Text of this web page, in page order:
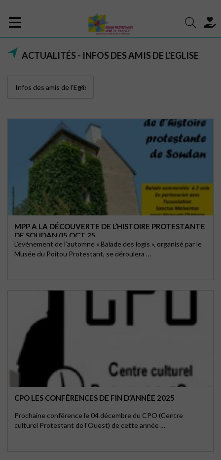
ACTUALITÉS - INFOS DES AMIS DE L'EGLISE
MPP A LA DÉCOUVERTE DE L’HISTOIRE PROTESTANTE
DE SOUDAN 05 OCT 25
L'événement de l’automne « Balade des logis », organisé par le
Musée du Poitou Protestant, se déroulera …
CPO LES CONFÉRENCES DE FIN D’ANNÉE 2025
Prochaine conférence le 04 décembre du CPO (Centre
culturel Protestant de l'Ouest) de cette année …